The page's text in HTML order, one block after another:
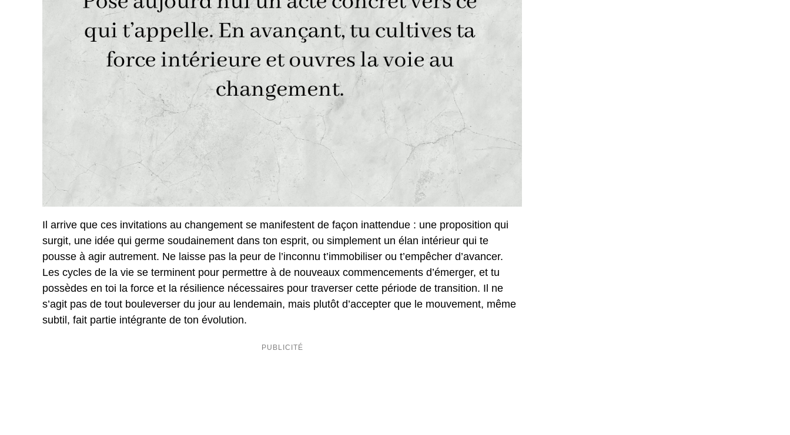
Il arrive que ces invitations au changement se manifestent de façon inattendue : une proposition qui
surgit, une idée qui germe soudainement dans ton esprit, ou simplement un élan intérieur qui te
pousse à agir autrement. Ne laisse pas la peur de l’inconnu t’immobiliser ou t’empêcher d’avancer.
Les cycles de la vie se terminent pour permettre à de nouveaux commencements d’émerger, et tu
possèdes en toi la force et la résilience nécessaires pour traverser cette période de transition. Il ne
s’agit pas de tout bouleverser du jour au lendemain, mais plutôt d’accepter que le mouvement, même
subtil, fait partie intégrante de ton évolution.